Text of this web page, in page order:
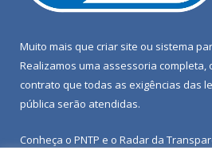
Muito mais que criar site ou sistema
Realizamos uma assessoria completa,
contrato que todas as exigências das
pública serão atendidas.
Conheça o PNTP e o Radar da